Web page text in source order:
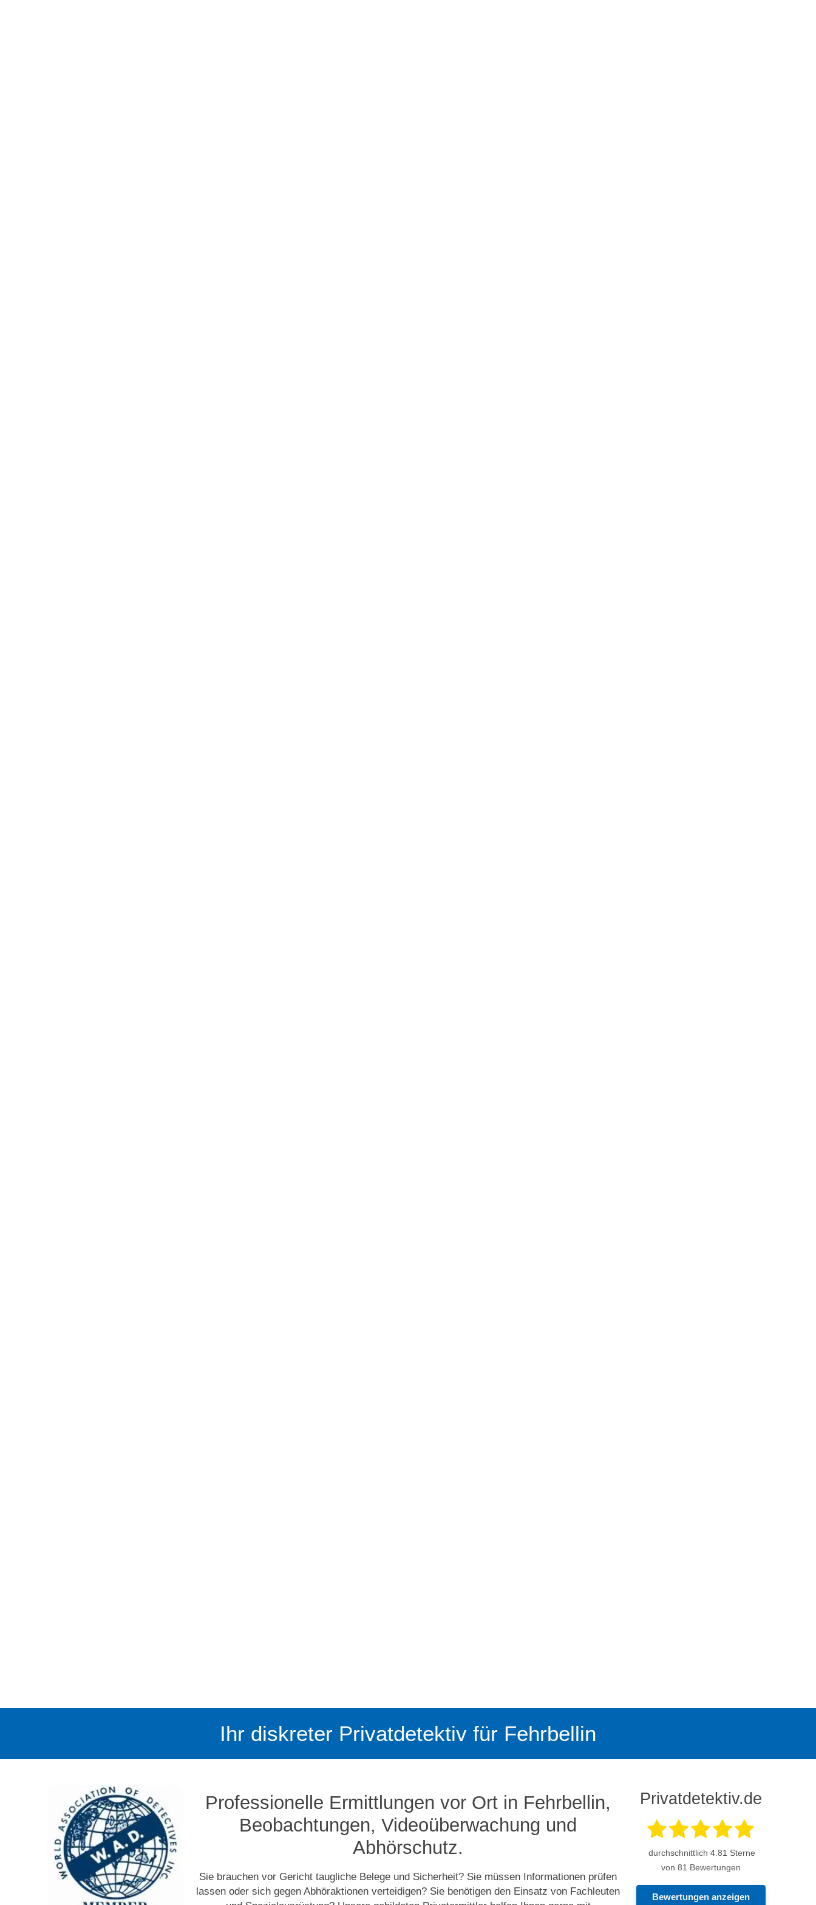
Ihr diskreter Privatdetektiv für Fehrbellin
Professionelle Ermittlungen vor Ort in Fehrbellin,
Beobachtungen, Video­­überwachung und
Abhörschutz.
Sie brauchen vor Gericht taugliche Belege und Sicherheit? Sie müssen Informationen prüfen
lassen oder sich gegen Abhöraktionen verteidigen? Sie benötigen den Einsatz von Fachleuten
Privatdetektiv.de
durchschnittlich4.81 Sterne
von 81 Bewertungen
Bewertungen anzeigen